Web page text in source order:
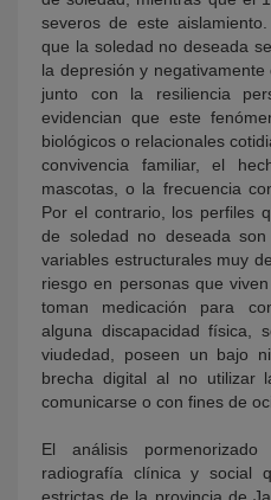
severos de este
que la soledad no deseada
la depresión y
junto con la resiliencia
evidencian que este
biológicos o relacionales
convivencia familiar, el
mascotas, o la frecuencia
Por el contrario, los perfiles
de soledad no deseada
variables estructurales muy
riesgo en personas que
toman medicación para
alguna discapacidad física,
viudedad, poseen un bajo
brecha digital al no utilizar
comunicarse o con fines de
El análisis
radiografía clínica y social